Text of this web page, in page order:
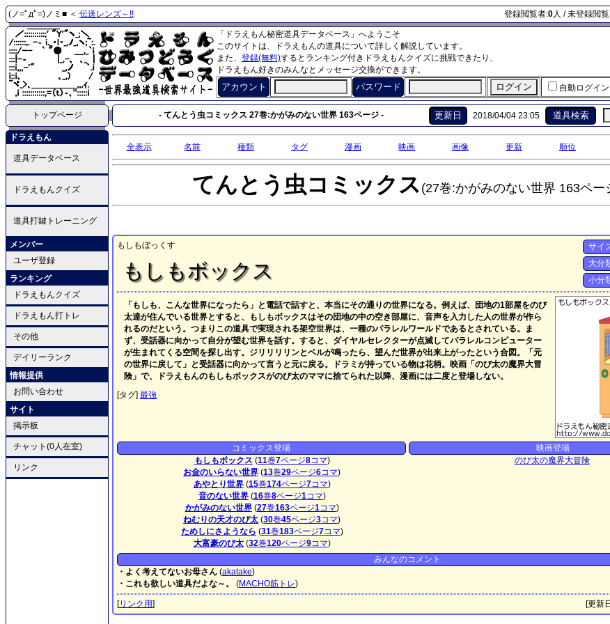
(ノ=ﾟдﾟ=)ノミ■ ＜ 伝送レンズ～!! 登録閲覧者:0人 / 未登録閲
「ドラえもん秘密道具データベース」へようこそ
このサイトは、ドラえもんの道具について詳しく解説しています。
また、 登録(無料)するとランキング付きドラえもんクイズに挑戦できたり、
ドラえもん好きのみんなとメッセージ交換ができます。
アカウント パスワード 自動ログイン
トップページ - てんとう虫コミックス 27巻:かがみのない世界 163ページ - 更新日 2018/04/04 23:05 道具検索
ドラえもん
道具データベース
ドラえもんクイズ
道具打鍵トレーニング
メンバー
ユーザ登録
ランキング
ドラえもんクイズ
ドラえもん打トレ
その他
デイリーランク
情報提供
お問い合わせ
サイト
掲示板
チャット(0人在室)
リンク
全表示 名前 種類 タグ 漫画 映画 画像 更新 順位
てんとう虫コミックス (27巻:かがみのない世界 163ペー
もしもぼっくす
もしもボックス
サイ
大分
小分
「もしも、こんな世界になったら」と電話で話すと、本当にその通りの世界になる。例えば、団地の1部屋をのび
太達が住んでいる世界とすると、もしもボックスはその団地の中の空き部屋に、音声を入力した人の世界が作ら
れるのだという。つまりこの道具で実現される架空世界は、一種のパラレルワールドであるとされている。ま
ず、受話器に向かって自分が望む世界を話す。すると、ダイヤルセレクターが点滅してパラレルコンピューター
が生まれてくる空間を探し出す。ジリリリリンとベルが鳴ったら、望んだ世界が出来上がったという合図。「元
の世界に戻して」と受話器に向かって言うと元に戻る。ドラミが持っている物は花柄。映画「のび太の魔界大冒
険」で、ドラえもんのもしもボックスがのび太のママに捨てられた以降、漫画には二度と登場しない。
[タグ] 最強
コミックス登場
もしもボックス (11巻7ページ8コマ)
お金のいらない世界 (13巻29ページ6コマ)
あやとり世界(15巻174ページ7コマ)
音のない世界(16巻8ページ1コマ)
かがみのない世界(27巻163ページ1コマ)
ねむりの天才のび太 (30巻45ページ3コマ)
ためしにさようなら (31巻183ページ7コマ)
大富豪のび太(32巻120ページ9コマ)
映画登場
のび太の魔界大冒険
みんなのコメント
・よく考えてないお母さん (akatake)
・これも欲しい道具だよな～。
(MACHO筋トレ)
[リンク用] [更新